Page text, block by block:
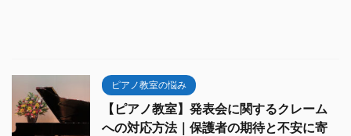
ピアノ教室の悩み
【ピアノ教室】発表会に関するクレーム
への対応方法｜保護者の期待と不安に寄